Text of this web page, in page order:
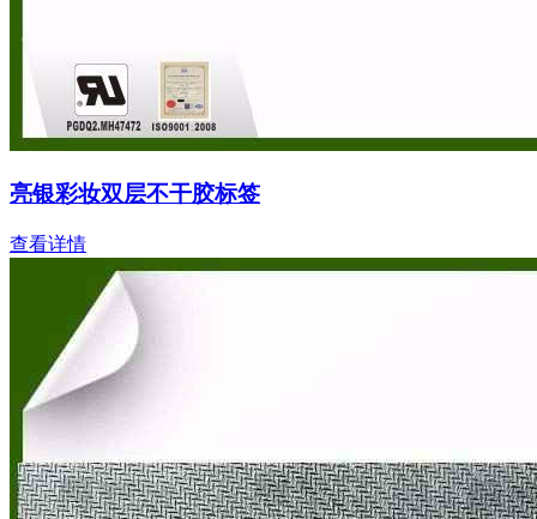
亮银彩妆双层不干胶标签
查看详情